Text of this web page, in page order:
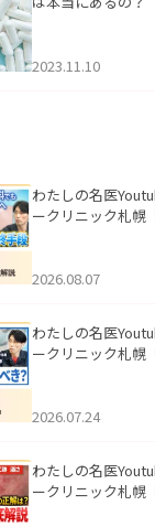
2023.11.10
わたしの名医
ークリニック札幌
ました。
2026.08.07
わたしの名医
ークリニック札幌
た。
2026.07.24
わたしの名医
ークリニック札幌